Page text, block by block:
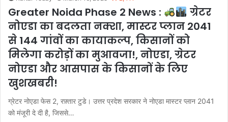
Greater Noida Phase 2 News :
ग्रेटर
नोएडा का बदलता नक्शा, मास्टर प्लान 2041
से 144 गांवों का कायाकल्प, किसानों को
मिलेगा करोड़ों का मुआवजा!, नोएडा, ग्रेटर
नोएडा और आसपास के किसानों के लिए
खुशखबरी!
ग्रेटर नोएडा फेस 2, रफ़्तार टुडे। उत्तर प्रदेश सरकार ने नोएडा मास्टर प्लान 2041
को मंजूरी दे दी है, जिससे…